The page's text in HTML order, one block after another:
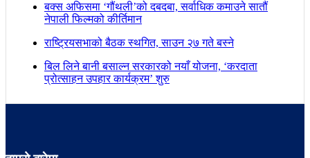
बक्स अफिसमा ‘गौंथली’को दबदबा, सर्वाधिक कमाउने सातौं
नेपाली फिल्मको कीर्तिमान
राष्ट्रियसभाको बैठक स्थगित, साउन २७ गते बस्ने
बिल लिने बानी बसाल्न सरकारको नयाँ योजना, ‘करदाता
प्रोत्साहन उपहार कार्यक्रम’ शुरु